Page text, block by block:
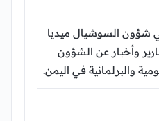
شؤون السوشيال ميديا
وأخبار عن الشؤون
والبرلمانية في اليمن.